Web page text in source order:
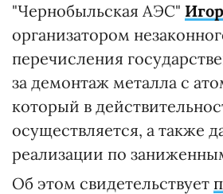
"Чернобыльская АЭС"
организатором
перечисления
за демонтаж металла с
который в
осуществляется, а также
реализации по
Об этом свидетельствует